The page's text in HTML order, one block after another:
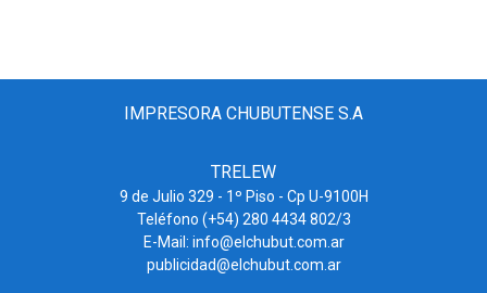
IMPRESORA CHUBUTENSE S.A
TRELEW
9 de Julio 329 - 1º Piso - Cp U-9100H
Teléfono (+54) 280 4434 802/3
E-Mail: info@elchubut.com.ar
publicidad@elchubut.com.ar